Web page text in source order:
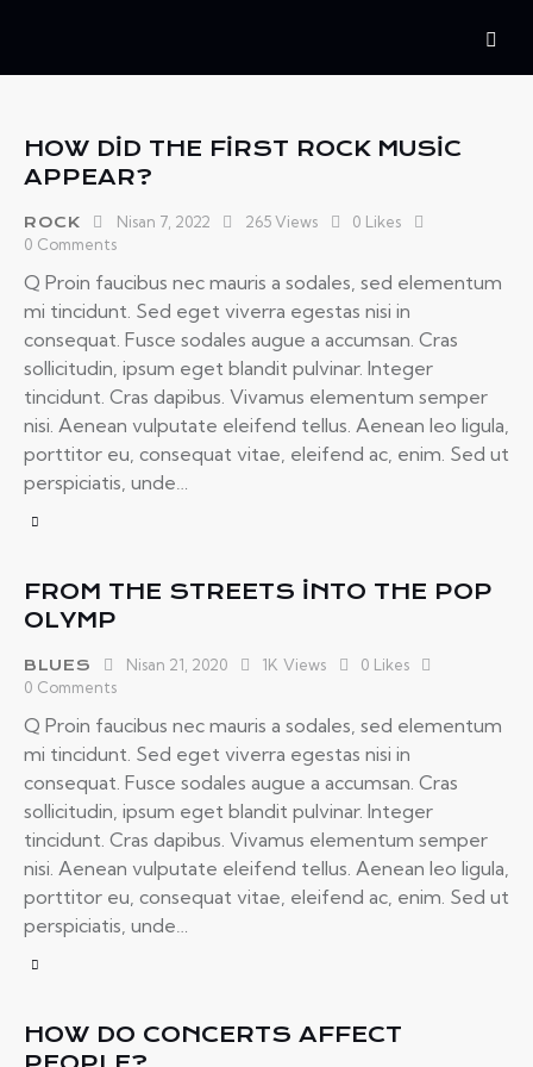
HOW DID THE FIRST ROCK MUSIC
APPEAR?
ROCK Nisan 7, 2022 265 Views 0 Likes
0 Comments
Q Proin faucibus nec mauris a sodales, sed elementum
mi tincidunt. Sed eget viverra egestas nisi in
consequat. Fusce sodales augue a accumsan. Cras
sollicitudin, ipsum eget blandit pulvinar. Integer
tincidunt. Cras dapibus. Vivamus elementum semper
nisi. Aenean vulputate eleifend tellus. Aenean leo ligula,
porttitor eu, consequat vitae, eleifend ac, enim. Sed ut
perspiciatis, unde…
FROM THE STREETS INTO THE POP
OLYMP
BLUES Nisan 21, 2020 1K Views 0 Likes
0 Comments
Q Proin faucibus nec mauris a sodales, sed elementum
mi tincidunt. Sed eget viverra egestas nisi in
consequat. Fusce sodales augue a accumsan. Cras
sollicitudin, ipsum eget blandit pulvinar. Integer
tincidunt. Cras dapibus. Vivamus elementum semper
nisi. Aenean vulputate eleifend tellus. Aenean leo ligula,
porttitor eu, consequat vitae, eleifend ac, enim. Sed ut
perspiciatis, unde…
HOW DO CONCERTS AFFECT